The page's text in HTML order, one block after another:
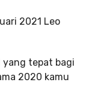
yang tepat bagi
2020 kamu